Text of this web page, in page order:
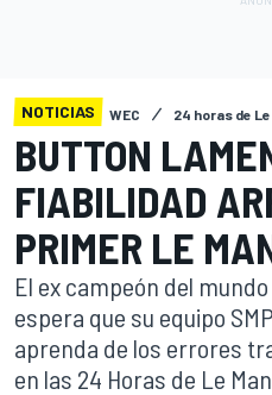
NOTICIAS WEC 24 horas de
BUTTON
FIABILIDAD
PRIMER LE
El ex campeón del
espera que su equipo
aprenda de los errores
en las 24 Horas de Le